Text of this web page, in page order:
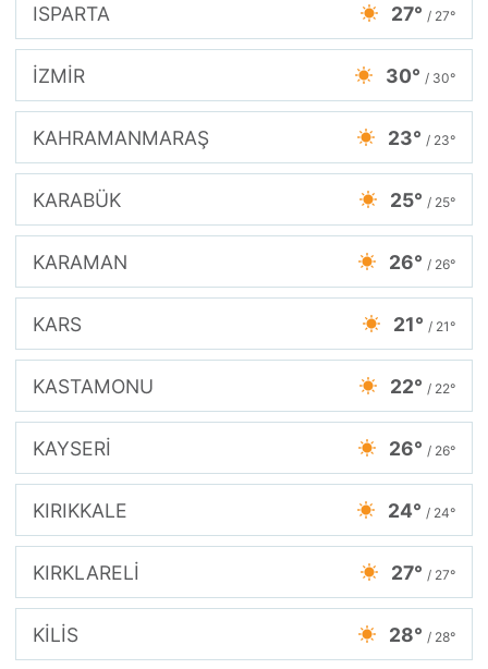
ISPARTA 27° / 27°
İZMİR 30° / 30°
KAHRAMANMARAŞ 23° / 23°
KARABÜK 25° / 25°
KARAMAN 26° / 26°
KARS 21° / 21°
KASTAMONU 22° / 22°
KAYSERİ 26° / 26°
KIRIKKALE 24° / 24°
KIRKLARELİ 27° / 27°
KİLİS 28° / 28°